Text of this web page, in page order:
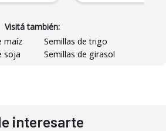
Visitá también:
maíz
Semillas de trigo
soja
Semillas de girasol
interesarte